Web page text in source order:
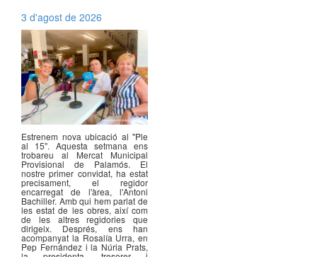
3 d'agost de 2026
Estrenem nova ubicació al "Ple
al 15". Aquesta setmana ens
trobareu al Mercat Municipal
Provisional de Palamós. El
nostre primer convidat, ha estat
precisament, el regidor
encarregat de l'àrea, l'Antoni
Bachiller. Amb qui hem parlat de
les estat de les obres, així com
de les altres regidories que
dirigeix. Després, ens han
acompanyat la Rosalía Urra, en
Pep Fernández i la Núria Prats,